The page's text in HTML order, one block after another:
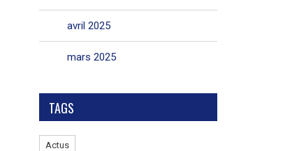
avril 2025
mars 2025
TAGS
Actus